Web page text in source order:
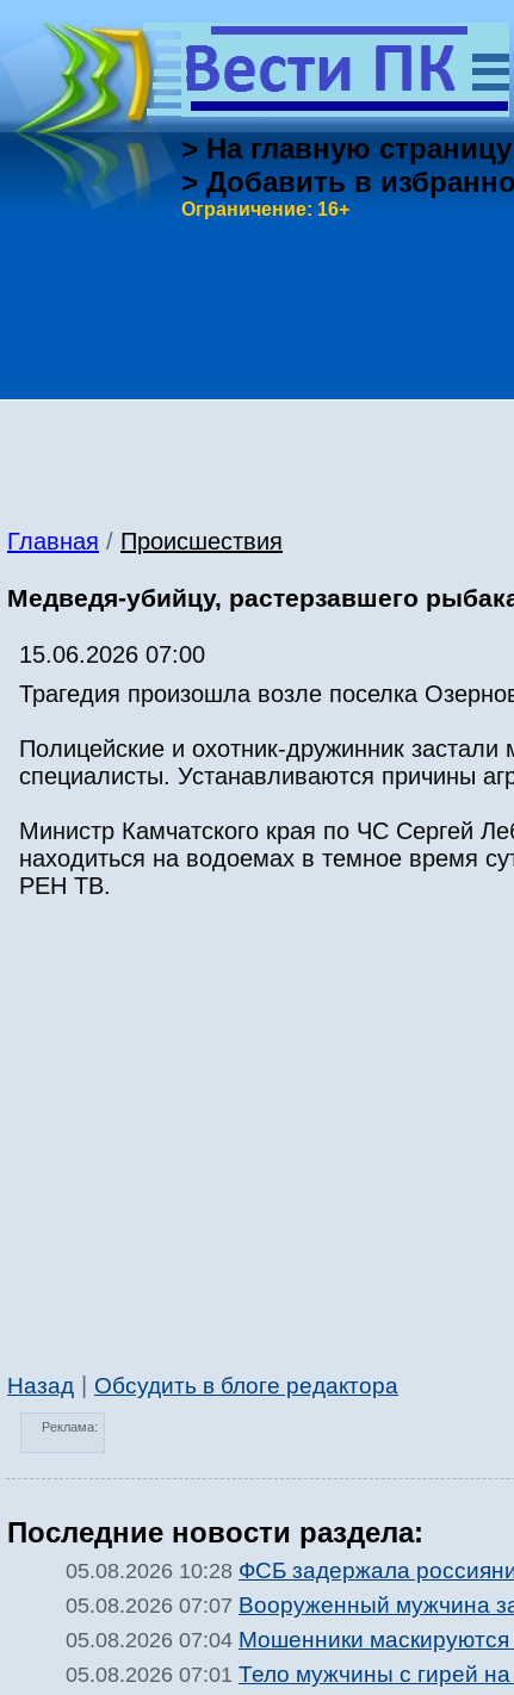
> На главную страницу
> Добавить в
Ограничение: 16+
Главная / Происшествия
Медведя-убийцу, растерзавшего
15.06.2026 07:00
Трагедия произошла возле поселка
Полицейские и охотник-дружинник
специалисты. Устанавливаются причины
Министр Камчатского края по ЧС Сергей
находиться на водоемах в темное время
РЕН ТВ.
Назад Обсудить в блоге редактора
Реклама:
Последние новости раздела:
05.08.2026 10:28 ФСБ задержала
05.08.2026 07:07 Вооруженный мужчина
05.08.2026 07:04 Мошенники
05.08.2026 07:01 Тело мужчины с гирей